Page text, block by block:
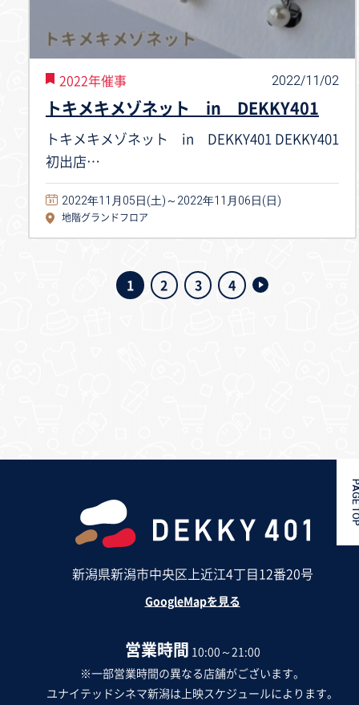
2022年催事 2022/11/02
トキメキメゾネット in DEKKY401
トキメキメゾネット in DEKKY401 DEKKY401
初出店…
2022年11月05日(土)～2022年11月06日(日)
地階グランドフロア
1 2 3 4
新潟県新潟市中央区上近江4丁目12番20号
GoogleMapを見る
営業時間 10:00～21:00
※一部営業時間の異なる店舗がございます。
ユナイテッドシネマ新潟は上映スケジュールによります。